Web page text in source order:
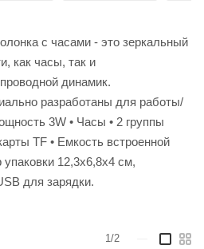
с часами - это зеркальный
как часы, так и
динамик.
разработаны для работы/
3W • Часы • 2 группы
TF • Емкость встроенной
12,3x6,8x4 см,
для зарядки.
1/2